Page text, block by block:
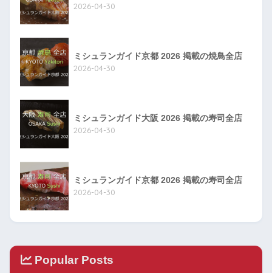
2026-04-30
ミシュランガイド京都 2026 掲載の焼鳥全店
2026-04-30
ミシュランガイド大阪 2026 掲載の寿司全店
2026-04-30
ミシュランガイド京都 2026 掲載の寿司全店
2026-04-30
Popular Posts